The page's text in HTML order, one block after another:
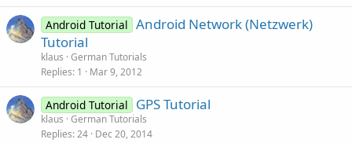
Android Tutorial Android Network (Netzwerk)
Tutorial
klaus German Tutorials
Replies 1 Mar 9, 2012
Android Tutorial GPS Tutorial
klaus German Tutorials
Replies 24 Dec 20, 2014